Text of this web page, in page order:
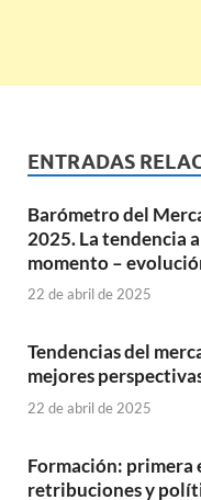
ENTRADAS
Barómetro del
2025. La tendencia
momento –
22 de abril de 2025
Tendencias del
mejores
22 de abril de 2025
Formación:
retribuciones y